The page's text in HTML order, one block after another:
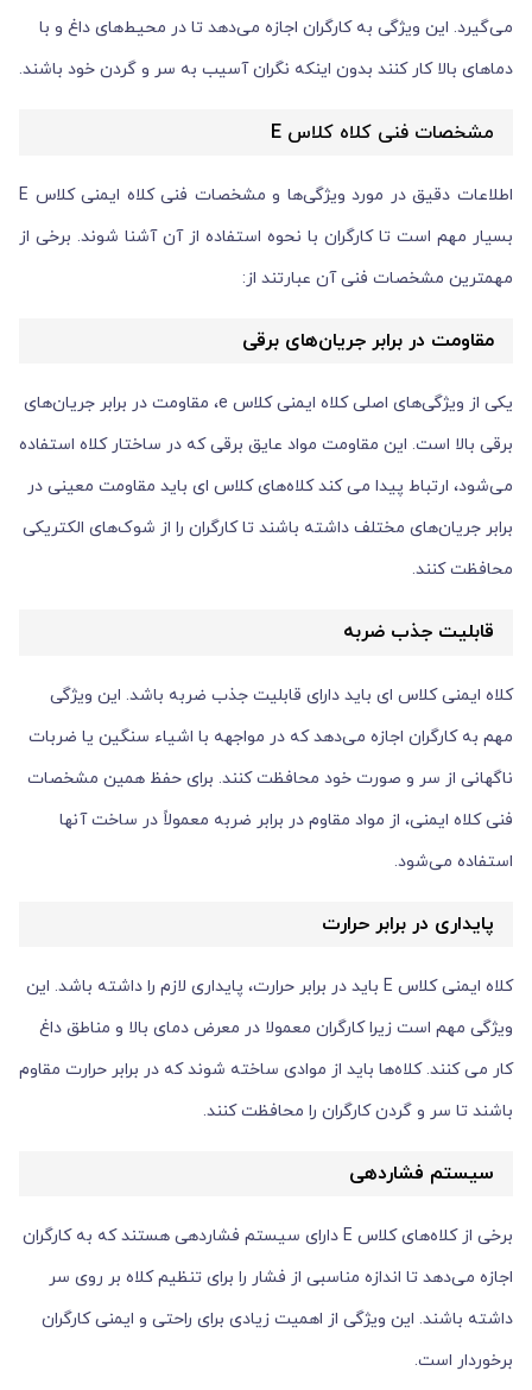
می‌گیرد. این ویژگی به کارگران اجازه می‌دهد تا در محیط‌های داغ و با
دماهای بالا کار کنند بدون اینکه نگران آسیب به سر و گردن خود باشند.
مشخصات فنی کلاه کلاس E
اطلاعات دقیق در مورد ویژگی‌ها و مشخصات فنی کلاه ایمنی کلاس E
بسیار مهم است تا کارگران با نحوه استفاده از آن آشنا شوند. برخی از
مهمترین مشخصات فنی آن عبارتند از:
مقاومت در برابر جریان‌های برقی
یکی از ویژگی‌های اصلی کلاه ایمنی کلاس e، مقاومت در برابر جریان‌های
برقی بالا است. این مقاومت مواد عایق برقی که در ساختار کلاه استفاده
می‌شود، ارتباط پیدا می کند کلاه‌های کلاس ای باید مقاومت معینی در
برابر جریان‌های مختلف داشته باشند تا کارگران را از شوک‌های الکتریکی
محافظت کنند.
قابلیت جذب ضربه
کلاه ایمنی کلاس ای باید دارای قابلیت جذب ضربه باشد. این ویژگی
مهم به کارگران اجازه می‌دهد که در مواجهه با اشیاء سنگین یا ضربات
ناگهانی از سر و صورت خود محافظت کنند. برای حفظ همین مشخصات
فنی کلاه ایمنی، از مواد مقاوم در برابر ضربه معمولاً در ساخت آنها
استفاده می‌شود.
پایداری در برابر حرارت
کلاه ایمنی کلاس E باید در برابر حرارت، پایداری لازم را داشته باشد. این
ویژگی مهم است زیرا کارگران معمولا در معرض دمای بالا و مناطق داغ
کار می کنند. کلاه‌ها باید از موادی ساخته شوند که در برابر حرارت مقاوم
باشند تا سر و گردن کارگران را محافظت کنند.
سیستم فشاردهی
برخی از کلاه‌های کلاس E دارای سیستم فشاردهی هستند که به کارگران
اجازه می‌دهد تا اندازه مناسبی از فشار را برای تنظیم کلاه بر روی سر
داشته باشند. این ویژگی از اهمیت زیادی برای راحتی و ایمنی کارگران
برخوردار است.